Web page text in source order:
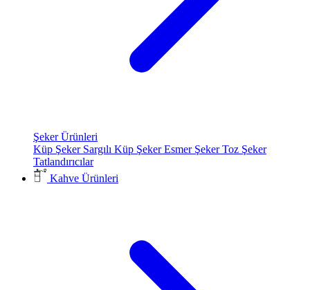
Şeker Ürünleri
Küp Şeker Sargılı Küp ŞekerEsmer ŞekerToz Şeker
Tatlandırıcılar
Kahve Ürünleri